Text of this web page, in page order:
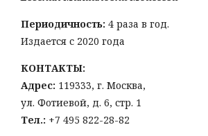
Периодичность: 4 раза в год.
Издается с 2020 года
КОНТАКТЫ:
Адрес: 119333, г. Москва,
ул. Фотиевой, д. 6, стр. 1
Тел.: +7 495 822-28-82